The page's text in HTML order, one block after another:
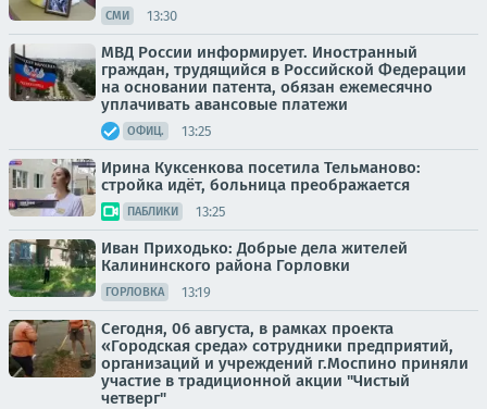
СМИ 13:30
МВД России информирует. Иностранный
граждан, трудящийся в Российской Федерации
на основании патента, обязан ежемесячно
уплачивать авансовые платежи
ОФИЦ. 13:25
Ирина Куксенкова посетила Тельманово:
стройка идёт, больница преображается
ПАБЛИКИ 13:25
Иван Приходько: Добрые дела жителей
Калининского района Горловки
ГОРЛОВКА 13:19
Сегодня, 06 августа, в рамках проекта
«Городская среда» сотрудники предприятий,
организаций и учреждений г.Моспино приняли
участие в традиционной акции "Чистый
четверг"